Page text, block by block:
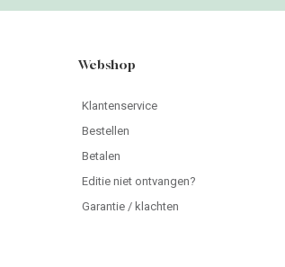
Webshop
Klantenservice
Bestellen
Betalen
Editie niet ontvangen?
Garantie / klachten